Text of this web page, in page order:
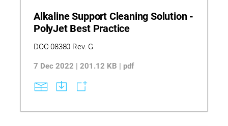
Alkaline Support Cleaning Solution -
PolyJet Best Practice
DOC-08380 Rev. G
7 Dec 2022 | 201.12 KB | pdf